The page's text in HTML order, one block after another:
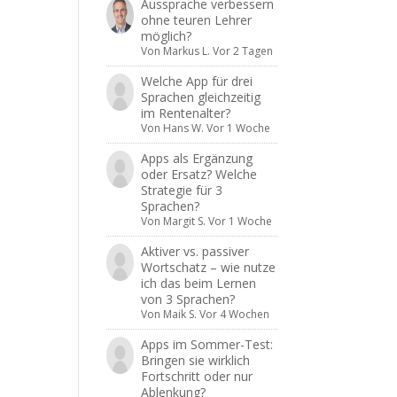
Aussprache verbessern
ohne teuren Lehrer
möglich?
Von Markus L. Vor 2 Tagen
Welche App für drei
Sprachen gleichzeitig
im Rentenalter?
Von Hans W. Vor 1 Woche
Apps als Ergänzung
oder Ersatz? Welche
Strategie für 3
Sprachen?
Von Margit S. Vor 1 Woche
Aktiver vs. passiver
Wortschatz – wie nutze
ich das beim Lernen
von 3 Sprachen?
Von Maik S. Vor 4 Wochen
Apps im Sommer-Test:
Bringen sie wirklich
Fortschritt oder nur
Ablenkung?